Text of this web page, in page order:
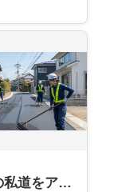
持合いの私道をアスファルト舗装をしたい。近隣の同意はどこまで必要か？？